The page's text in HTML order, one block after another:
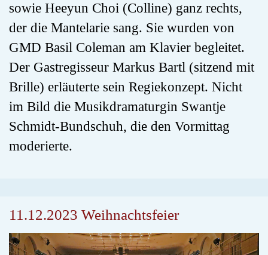
sowie Heeyun Choi (Colline) ganz rechts,
der die Mantelarie sang. Sie wurden von
GMD Basil Coleman am Klavier begleitet.
Der Gastregisseur Markus Bartl (sitzend mit
Brille) erläuterte sein Regiekonzept. Nicht
im Bild die Musikdramaturgin Swantje
Schmidt-Bundschuh, die den Vormittag
moderierte.
11.12.2023 Weihnachtsfeier